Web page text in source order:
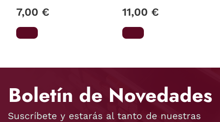
7,00 € 11,00 €
Boletín de Novedades
Suscríbete y estarás al tanto de nuestras